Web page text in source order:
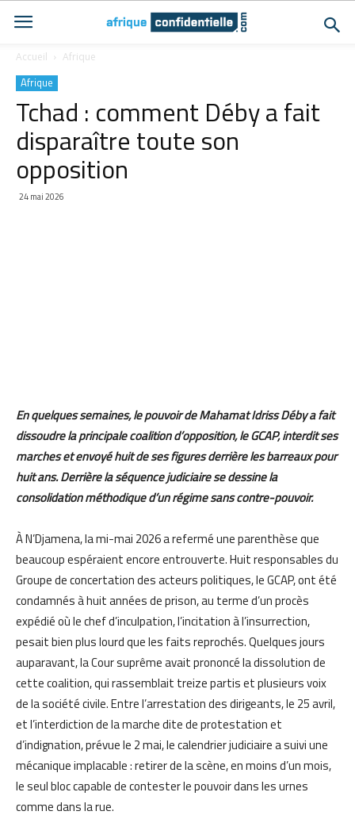
Accueil Afrique
Afrique
Tchad : comment Déby a fait
disparaître toute son
opposition
24 mai 2026
En quelques semaines, le pouvoir de Mahamat Idriss Déby a fait
dissoudre la principale coalition d’opposition, le GCAP, interdit ses
marches et envoyé huit de ses figures derrière les barreaux pour
huit ans. Derrière la séquence judiciaire se dessine la
consolidation méthodique d’un régime sans contre-pouvoir.
À N’Djamena, la mi-mai 2026 a refermé une parenthèse que
beaucoup espéraient encore entrouverte. Huit responsables du
Groupe de concertation des acteurs politiques, le GCAP, ont été
condamnés à huit années de prison, au terme d’un procès
expédié où le chef d’inculpation, l’incitation à l’insurrection,
pesait bien plus lourd que les faits reprochés. Quelques jours
auparavant, la Cour suprême avait prononcé la dissolution de
cette coalition, qui rassemblait treize partis et plusieurs voix
de la société civile. Entre l’arrestation des dirigeants, le 25 avril,
et l’interdiction de la marche dite de protestation et
d’indignation, prévue le 2 mai, le calendrier judiciaire a suivi une
mécanique implacable : retirer de la scène, en moins d’un mois,
le seul bloc capable de contester le pouvoir dans les urnes
comme dans la rue.